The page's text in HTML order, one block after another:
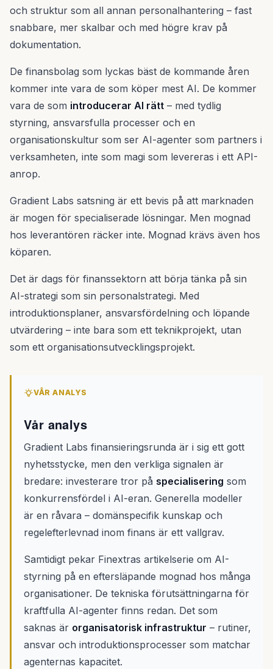
och struktur som all annan personalhantering – fast
snabbare, mer skalbar och med högre krav på
dokumentation.
De finansbolag som lyckas bäst de kommande åren
kommer inte vara de som köper mest AI. De kommer
vara de som introducerar AI rätt – med tydlig
styrning, ansvarsfulla processer och en
organisationskultur som ser AI-agenter som partners i
verksamheten, inte som magi som levereras i ett API-
anrop.
Gradient Labs satsning är ett bevis på att marknaden
är mogen för specialiserade lösningar. Men mognad
hos leverantören räcker inte. Mognad krävs även hos
köparen.
Det är dags för finanssektorn att börja tänka på sin
AI-strategi som sin personalstrategi. Med
introduktionsplaner, ansvarsfördelning och löpande
utvärdering – inte bara som ett teknikprojekt, utan
som ett organisationsutvecklingsprojekt.
VÅR ANALYS
Vår analys
Gradient Labs finansieringsrunda är i sig ett gott
nyhetsstycke, men den verkliga signalen är
bredare: investerare tror på specialisering som
konkurrensfördel i AI-eran. Generella modeller
är en råvara – domänspecifik kunskap och
regelefterlevnad inom finans är ett vallgrav.
Samtidigt pekar Finextras artikelserie om AI-
styrning på en eftersläpande mognad hos många
organisationer. De tekniska förutsättningarna för
kraftfulla AI-agenter finns redan. Det som
saknas är organisatorisk infrastruktur – rutiner,
ansvar och introduktionsprocesser som matchar
agenternas kapacitet.